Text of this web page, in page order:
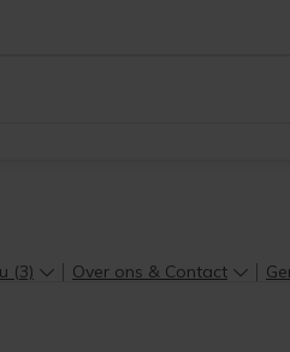
(3) Over ons & Contact